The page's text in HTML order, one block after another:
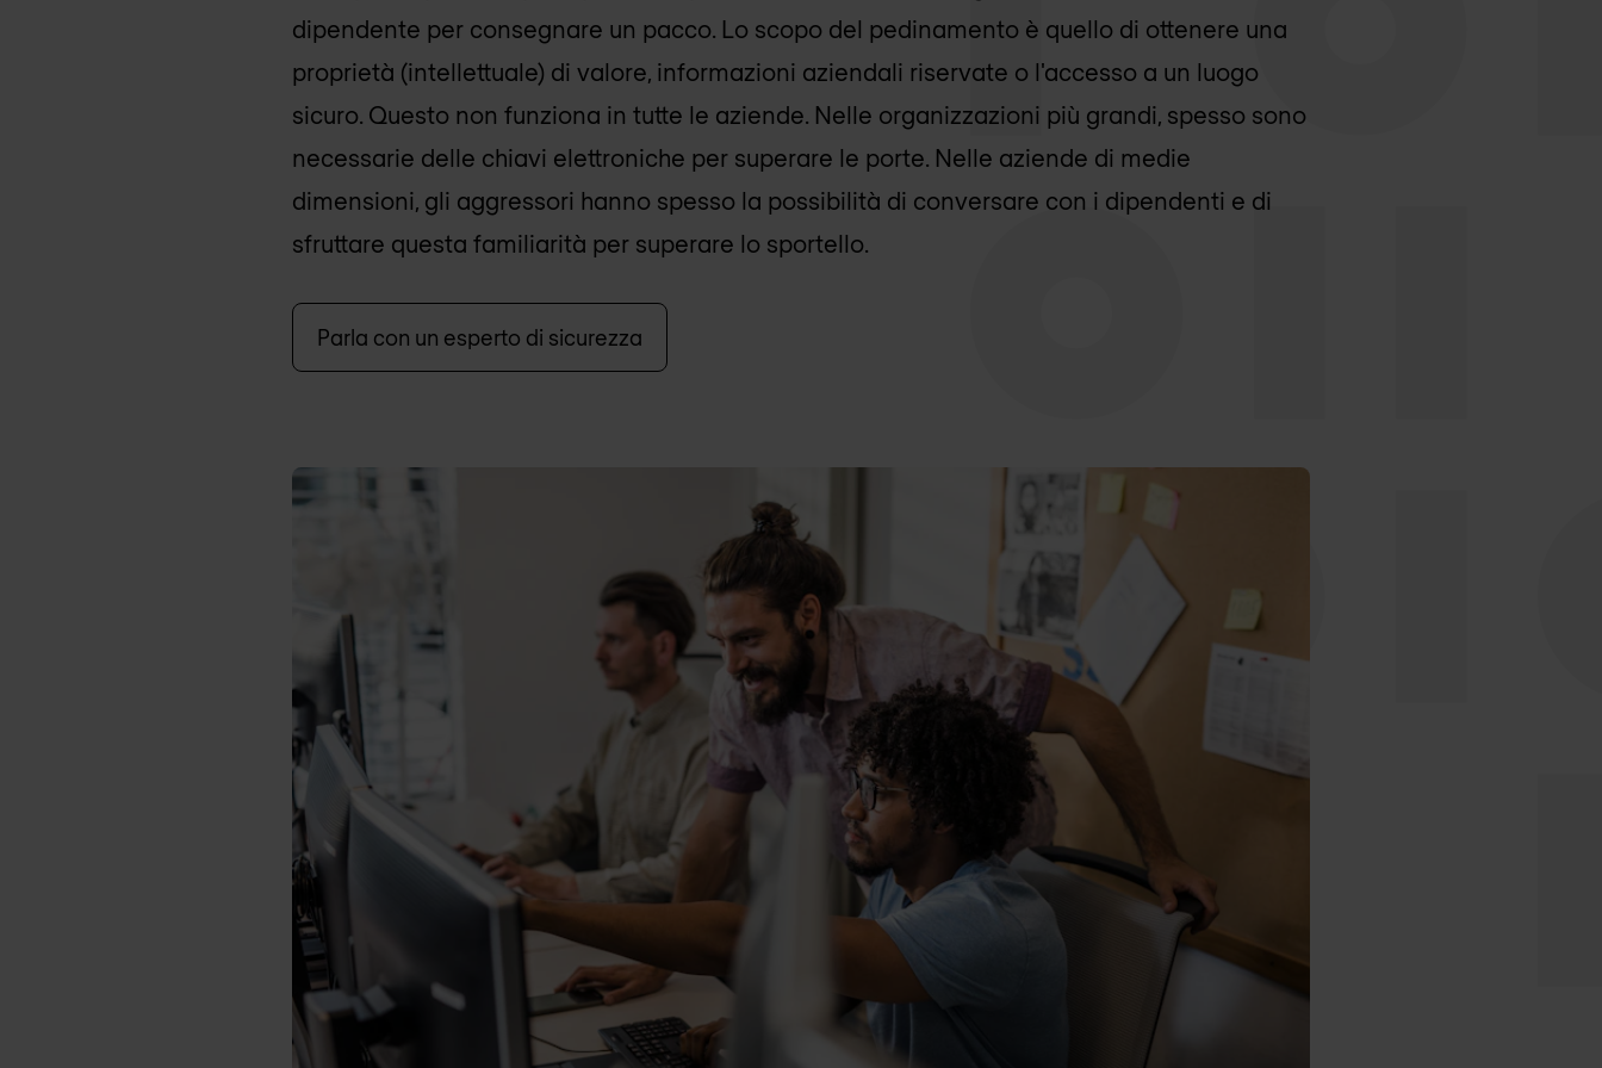
dipendente per consegnare un pacco. Lo scopo del pedinamento è quello di ottenere una
proprietà (intellettuale) di valore, informazioni aziendali riservate o l'accesso a un luogo
sicuro. Questo non funziona in tutte le aziende. Nelle organizzazioni più grandi, spesso sono
necessarie delle chiavi elettroniche per superare le porte. Nelle aziende di medie
dimensioni, gli aggressori hanno spesso la possibilità di conversare con i dipendenti e di
sfruttare questa familiarità per superare lo sportello.
Parla con un esperto di sicurezza